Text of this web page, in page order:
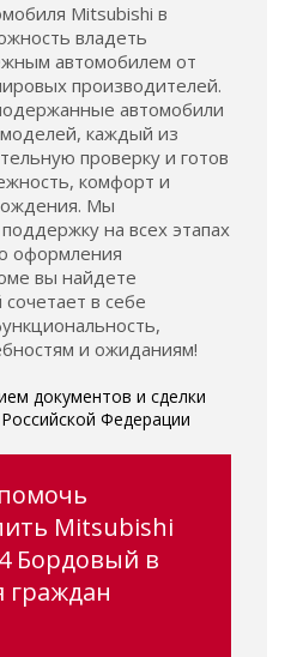
Mitsubishi в
владеть
автомобилем от
производителей.
автомобили
каждый из
проверку и готов
комфорт и
Мы
на всех этапах
оформления
вы найдете
в себе
и ожиданиям!
документов и сделки
Федерации
Mitsubishi
Бордовый в
граждан